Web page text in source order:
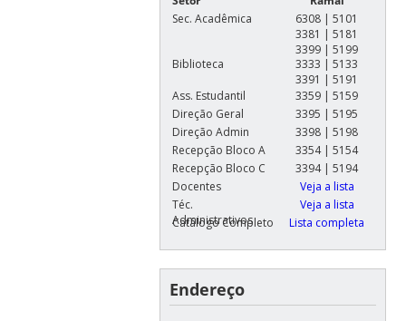
Sec. Acadêmica
6308 | 5101
3381 | 5181
3399 | 5199
Biblioteca
3333 | 5133
3391 | 5191
Ass. Estudantil
3359 | 5159
Direção Geral
3395 | 5195
Direção Admin
3398 | 5198
Recepção Bloco A
3354 | 5154
Recepção Bloco C
3394 | 5194
Docentes
Veja a lista
Téc.
Administrativos
Veja a lista
Catálogo Completo
Lista completa
Endereço